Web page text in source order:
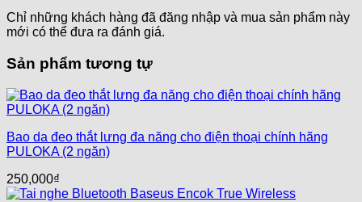
Chỉ những khách hàng đã đăng nhập và mua sản phẩm này
mới có thể đưa ra đánh giá.
Sản phẩm tương tự
Bao da đeo thắt lưng đa năng cho điện thoại chính hãng
PULOKA (2 ngăn)
250,000₫